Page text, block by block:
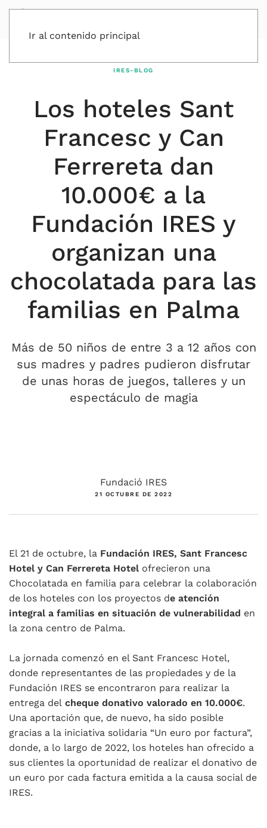
Ir al contenido principal
IRES-BLOG
Los hoteles Sant
Francesc y Can
Ferrereta dan
10.000€ a la
Fundación IRES y
organizan una
chocolatada para las
familias en Palma
Más de 50 niños de entre 3 a 12 años con
sus madres y padres pudieron disfrutar
de unas horas de juegos, talleres y un
espectáculo de magia
Fundació IRES
21 OCTUBRE DE 2022
El 21 de octubre, la Fundación IRES, Sant Francesc
Hotel y Can Ferrereta Hotel ofrecieron una
Chocolatada en familia para celebrar la colaboración
de los hoteles con los proyectos de atención
integral a familias en situación de vulnerabilidad en
la zona centro de Palma.
La jornada comenzó en el Sant Francesc Hotel,
donde representantes de las propiedades y de la
Fundación IRES se encontraron para realizar la
entrega del cheque donativo valorado en 10.000€.
Una aportación que, de nuevo, ha sido posible
gracias a la iniciativa solidaria “Un euro por factura”,
donde, a lo largo de 2022, los hoteles han ofrecido a
sus clientes la oportunidad de realizar el donativo de
un euro por cada factura emitida a la causa social de
IRES.